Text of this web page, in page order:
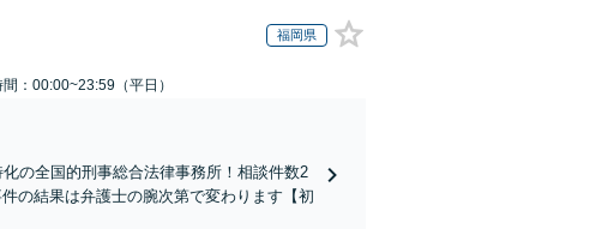
福岡県
：00:00~23:59（平日）
の全国的刑事総合法律事務所！相談件数2
の結果は弁護士の腕次第で変わります【初